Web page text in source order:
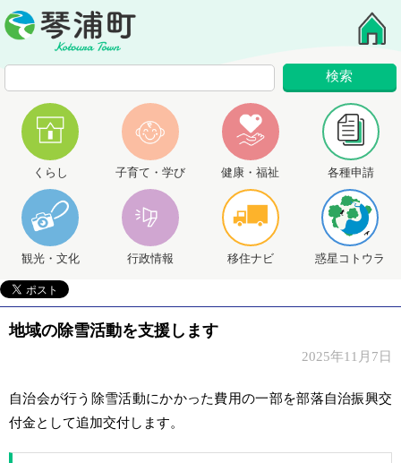
くらし 子育て・学び 健康・福祉 各種申請
観光・文化 行政情報 移住ナビ 惑星コトウラ
地域の除雪活動を支援します
2025年11月7日
自治会が行う除雪活動にかかった費用の一部を部落自治振興交
付金として追加交付します。